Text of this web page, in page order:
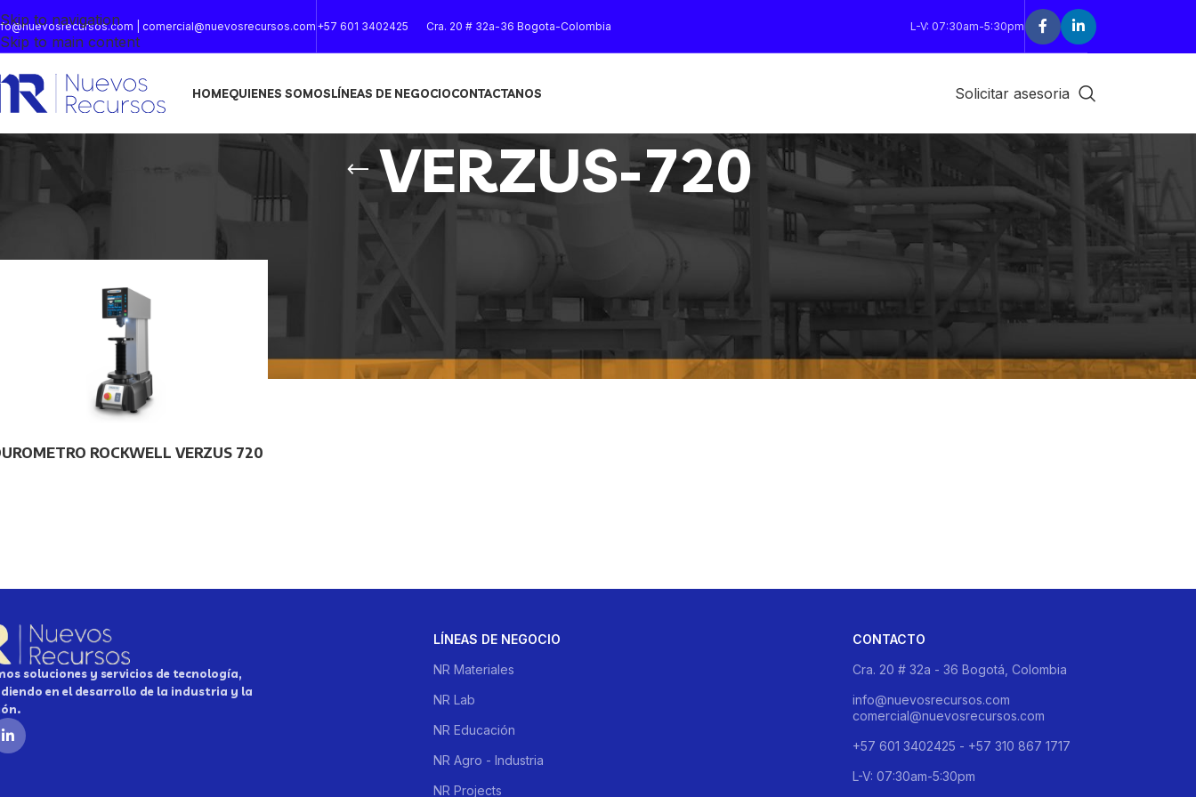
Skip to navigation
Skip to main content
| comercial@nuevosrecursos.com +57 601 3402425 Cra. 20 # 32a-36 Bogota-Colombia L-V: 07:30am-5:30pm
HOMEQUIENES SOMOSLÍNEAS DE NEGOCIOCONTACTANOS Solicitar asesoria
VERZUS-720
18
ROCKWELL VERZUS 720
soluciones y servicios de tecnología,
en el desarrollo de la industria y la
LÍNEAS DE NEGOCIO
NR Materiales
NR Lab
NR Educación
NR Agro - Industria
NR Projects
CONTACTO
Cra. 20 # 32a - 36 Bogotá, Colombia
info@nuevosrecursos.com
comercial@nuevosrecursos.com
+57 601 3402425 - +57 310 867 1717
L-V: 07:30am-5:30pm